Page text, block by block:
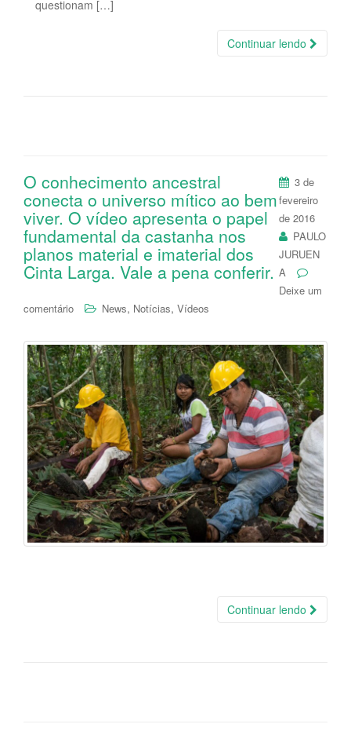
questionam […]
Continuar lendo
O conhecimento ancestral
conecta o universo mítico ao bem
viver. O vídeo apresenta o papel
fundamental da castanha nos
planos material e imaterial dos
Cinta Larga. Vale a pena conferir.
3 de
fevereiro
de 2016
PAULO
JURUEN
A
Deixe um
comentário
News, Notícias, Vídeos
Continuar lendo